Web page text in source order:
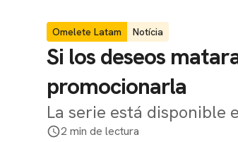
Omelete Latam Notícia
Si los deseos
promocionarla
La serie está disponible
2 min de lectura